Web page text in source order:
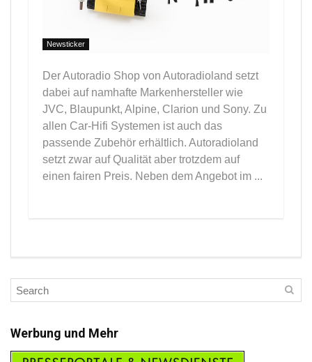
Newsticker
Der Autoradio Shop von Autoradioland setzt
dabei auf namhafte Markenhersteller wie
JVC, Blaupunkt, Alpine, Clarion und Sony. Zu
allen Car-Hifi Systemen ist auch das
passende Zubehör erhältlich. Autoradioland
setzt zwar auf Qualität aber trotzdem auf
einen fairen Preis. Neben dem Angebot im ...
Werbung und Mehr